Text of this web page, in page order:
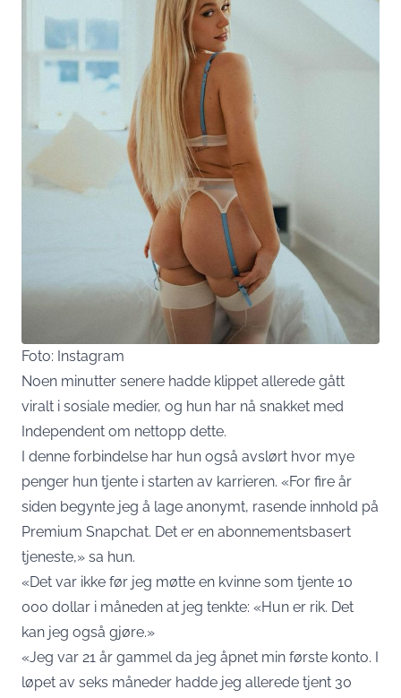
Foto: Instagram
Noen minutter senere hadde klippet allerede gått
viralt i sosiale medier, og hun har nå snakket med
Independent om nettopp dette.
I denne forbindelse har hun også avslørt hvor mye
penger hun tjente i starten av karrieren. «For fire år
siden begynte jeg å lage anonymt, rasende innhold på
Premium Snapchat. Det er en abonnementsbasert
tjeneste,» sa hun.
«Det var ikke før jeg møtte en kvinne som tjente 10
000 dollar i måneden at jeg tenkte: «Hun er rik. Det
kan jeg også gjøre.»
«Jeg var 21 år gammel da jeg åpnet min første konto. I
løpet av seks måneder hadde jeg allerede tjent 30